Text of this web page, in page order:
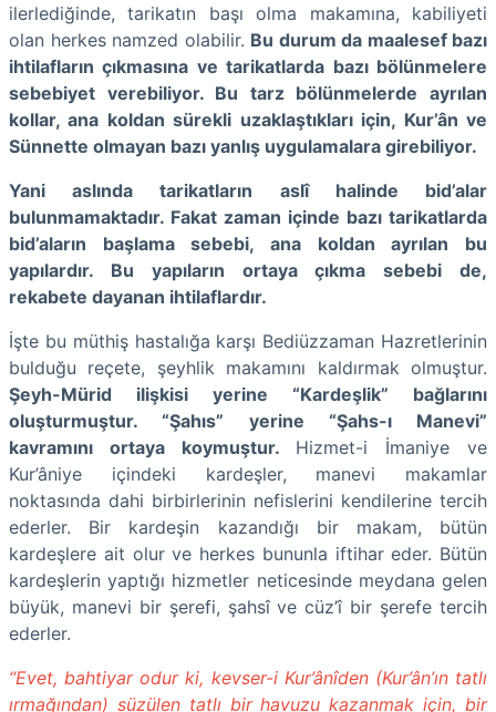
ilerlediğinde, tarikatın başı olma makamına, kabiliyeti
olan herkes namzed olabilir. Bu durum da maalesef bazı
ihtilafların çıkmasına ve tarikatlarda bazı bölünmelere
sebebiyet verebiliyor. Bu tarz bölünmelerde ayrılan
kollar, ana koldan sürekli uzaklaştıkları için, Kur’ân ve
Sünnette olmayan bazı yanlış uygulamalara girebiliyor.
Yani aslında tarikatların aslî halinde bid’alar
bulunmamaktadır. Fakat zaman içinde bazı tarikatlarda
bid’aların başlama sebebi, ana koldan ayrılan bu
yapılardır. Bu yapıların ortaya çıkma sebebi de,
rekabete dayanan ihtilaflardır.
İşte bu müthiş hastalığa karşı Bediüzzaman Hazretlerinin
bulduğu reçete, şeyhlik makamını kaldırmak olmuştur.
Şeyh-Mürid ilişkisi yerine “Kardeşlik” bağlarını
oluşturmuştur. “Şahıs” yerine “Şahs-ı Manevi”
kavramını ortaya koymuştur. Hizmet-i İmaniye ve
Kur’âniye içindeki kardeşler, manevi makamlar
noktasında dahi birbirlerinin nefislerini kendilerine tercih
ederler. Bir kardeşin kazandığı bir makam, bütün
kardeşlere ait olur ve herkes bununla iftihar eder. Bütün
kardeşlerin yaptığı hizmetler neticesinde meydana gelen
büyük, manevi bir şerefi, şahsî ve cüz’î bir şerefe tercih
ederler.
“Evet, bahtiyar odur ki, kevser-i Kur’ânîden (Kur’ân’ın tatlı
ırmağından) süzülen tatlı bir havuzu kazanmak için, bir